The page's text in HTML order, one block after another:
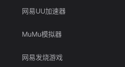
网易UU加速器
MuMu模拟器
网易发烧游戏